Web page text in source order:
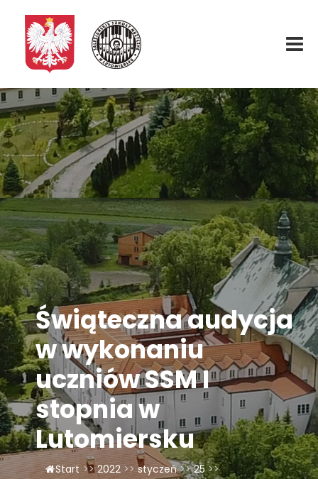
Start
O nas
Aktualności
Rekrutacja
Fundacja
Konkurs organowy
LAOM
Klasztor
1,5%
Kontakt
Świąteczna audycja
w wykonaniu
uczniów SSM I
stopnia w
Lutomiersku
Start >> 2022 >> styczeń >> 25 >>